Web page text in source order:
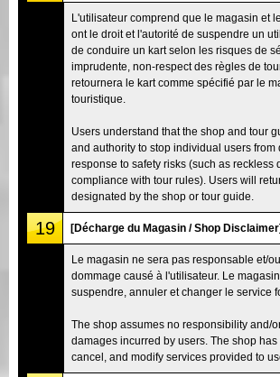
L'utilisateur comprend que le magasin et
ont le droit et l'autorité de suspendre un
de conduire un kart selon les risques de
imprudente, non-respect des règles de
retournera le kart comme spécifié par le
touristique.
Users understand that the shop and tour
and authority to stop individual users from
response to safety risks (such as reckless
compliance with tour rules). Users will
designated by the shop or tour guide.
19 [Décharge du Magasin / Shop
Le magasin ne sera pas responsable et/
dommage causé à l'utilisateur. Le
suspendre, annuler et changer le service
The shop assumes no responsibility and/
damages incurred by users. The shop has
cancel, and modify services provided to